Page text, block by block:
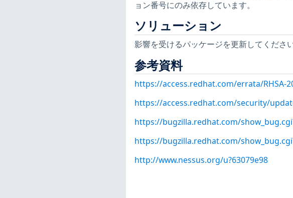
ョン番号にのみ依存しています。
ソリューション
影響を受けるパッケージを更新してください
参考資料
https://access.redhat.com/errata/RHSA-
https://access.redhat.com/security/
https://bugzilla.redhat.com/
https://bugzilla.redhat.com/
http://www.nessus.org/u?63079e98